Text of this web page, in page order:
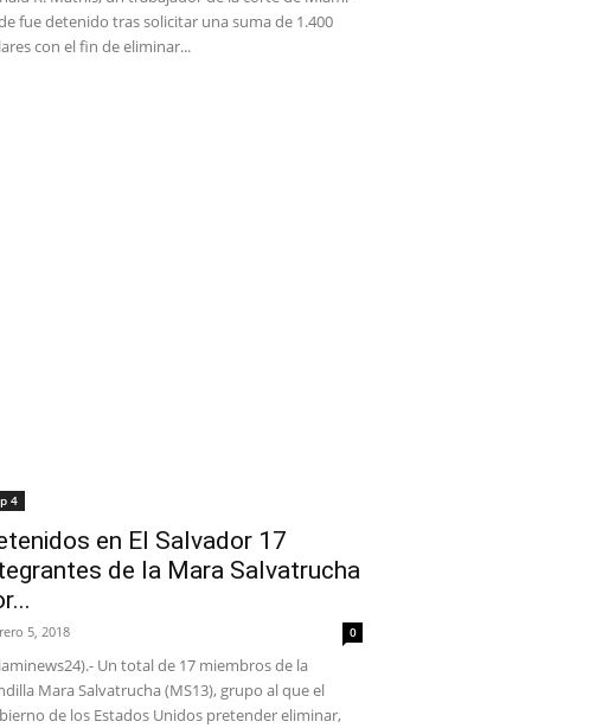
fue detenido tras solicitar una suma de 1.400
con el fin de eliminar...
4
en El Salvador 17
de la Mara Salvatrucha
5, 2018 0
Un total de 17 miembros de la
Mara Salvatrucha (MS13), grupo al que el
de los Estados Unidos pretender eliminar,